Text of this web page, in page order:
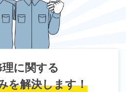
に関する
を解決します！